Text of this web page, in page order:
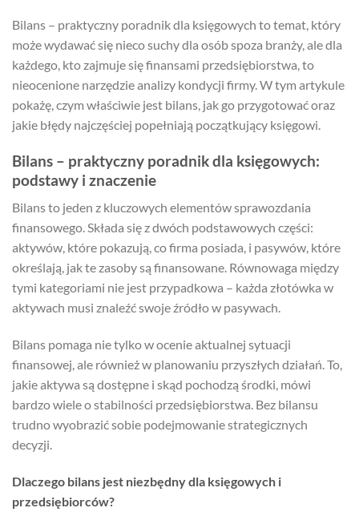
Bilans – praktyczny poradnik dla księgowych to temat, który
może wydawać się nieco suchy dla osób spoza branży, ale dla
każdego, kto zajmuje się finansami przedsiębiorstwa, to
nieocenione narzędzie analizy kondycji firmy. W tym artykule
pokażę, czym właściwie jest bilans, jak go przygotować oraz
jakie błędy najczęściej popełniają początkujący księgowi.
Bilans – praktyczny poradnik dla księgowych:
podstawy i znaczenie
Bilans to jeden z kluczowych elementów sprawozdania
finansowego. Składa się z dwóch podstawowych części:
aktywów, które pokazują, co firma posiada, i pasywów, które
określają, jak te zasoby są finansowane. Równowaga między
tymi kategoriami nie jest przypadkowa – każda złotówka w
aktywach musi znaleźć swoje źródło w pasywach.
Bilans pomaga nie tylko w ocenie aktualnej sytuacji
finansowej, ale również w planowaniu przyszłych działań. To,
jakie aktywa są dostępne i skąd pochodzą środki, mówi
bardzo wiele o stabilności przedsiębiorstwa. Bez bilansu
trudno wyobrazić sobie podejmowanie strategicznych
decyzji.
Dlaczego bilans jest niezbędny dla księgowych i
przedsiębiorców?